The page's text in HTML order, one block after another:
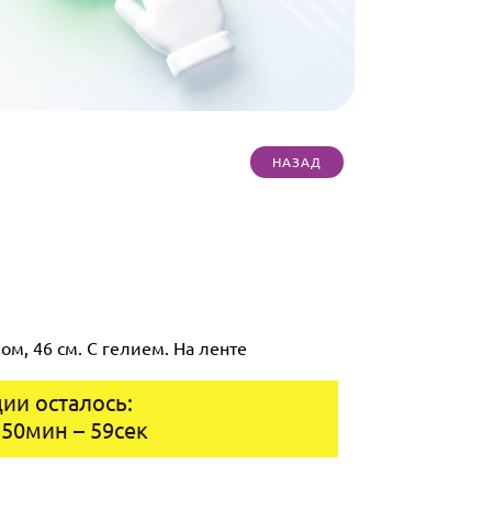
46 см. С гелием. На ленте
осталось:
50мин – 58сек